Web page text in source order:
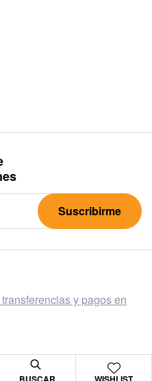
Suscribirme
y pagos en